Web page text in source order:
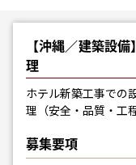
【沖縄／建築設
理
ホテル新築工事での
理（安全・品質・工
募集要項